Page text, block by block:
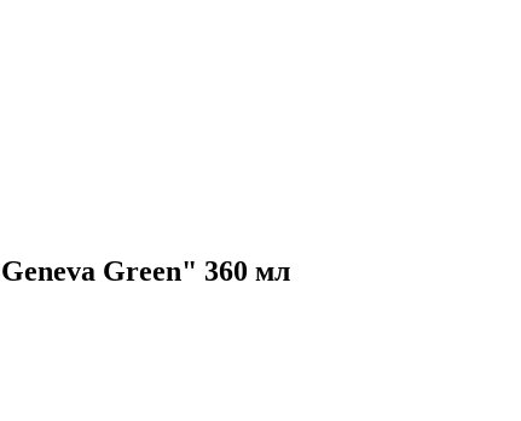
Green" 360 мл